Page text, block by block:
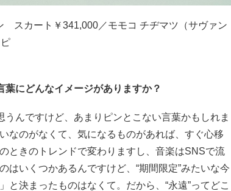
スカート￥341,000／モモコ チヂマツ（サヴァン
にどんなイメージがありますか？
んですけど、あまりピンとこない言葉かもしれま
なのがなくて、気になるものがあれば、すぐ心移
ときのトレンドで変わりますし、音楽はSNSで流
いくつかあるんですけど、“期間限定”みたいな今
決まったものはなくて。だから、“永遠”ってどこ